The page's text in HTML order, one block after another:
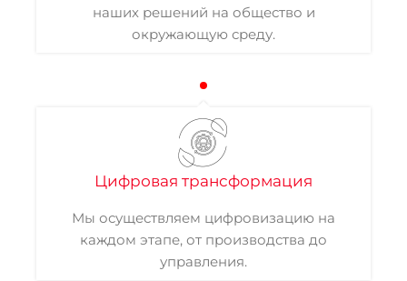
наших решений на общество и
окружающую среду.
Цифровая трансформация
Мы осуществляем цифровизацию на
каждом этапе, от производства до
управления.